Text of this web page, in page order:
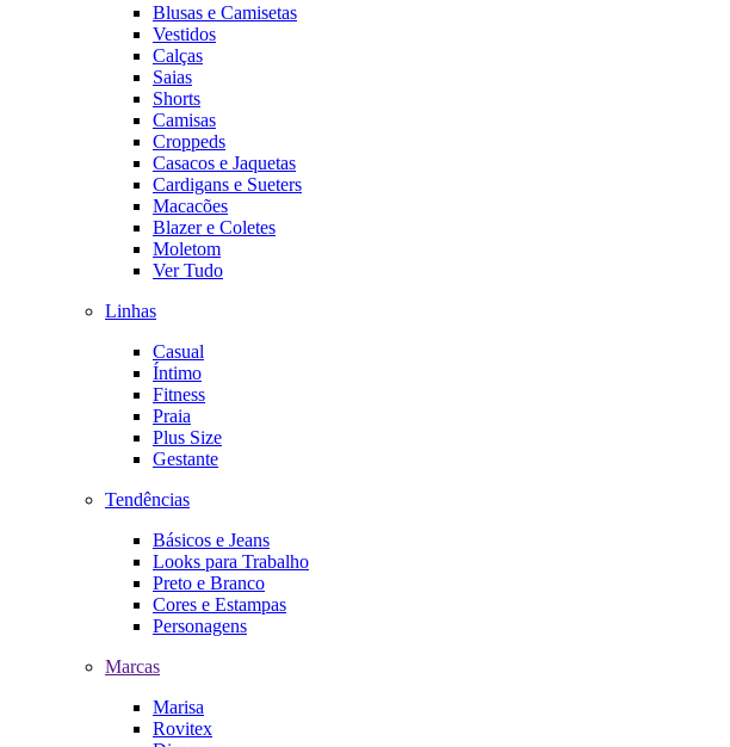
Blusas e Camisetas
Vestidos
Calças
Saias
Shorts
Camisas
Croppeds
Casacos e Jaquetas
Cardigans e Sueters
Macacões
Blazer e Coletes
Moletom
Ver Tudo
Linhas
Casual
Íntimo
Fitness
Praia
Plus Size
Gestante
Tendências
Básicos e Jeans
Looks para Trabalho
Preto e Branco
Cores e Estampas
Personagens
Marcas
Marisa
Rovitex